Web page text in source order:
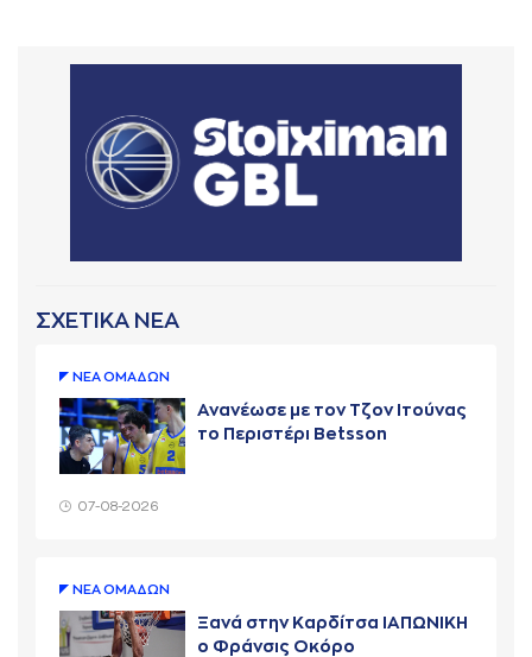
ΣΧΕΤΙΚΑ ΝΕΑ
ΝΕA ΟΜAΔΩΝ
Ανανέωσε με τον Τζον Ιτούνας
το Περιστέρι Betsson
07-08-2026
ΝΕA ΟΜAΔΩΝ
Ξανά στην Καρδίτσα ΙΑΠΩΝΙΚΗ
ο Φράνσις Οκόρο